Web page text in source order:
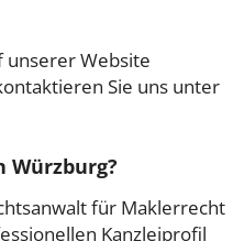
unserer Website
Sie uns unter
Würzburg?
für Maklerrecht
Kanzleiprofil